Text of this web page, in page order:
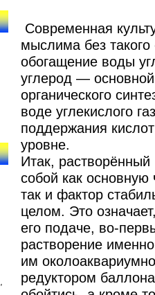
Современная
мыслима без
обогащение воды
углерод —
органического
воде углекислого
поддержания
уровне.
Итак, растворённый
собой как
так и фактор
целом. Это
его подаче, во-
растворение
им
редуктором